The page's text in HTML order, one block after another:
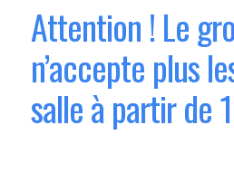
Attention ! Le
n’accepte plus
salle à partir de